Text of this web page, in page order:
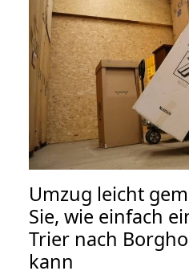
Umzug leicht
Sie, wie einfach
Trier nach
kann